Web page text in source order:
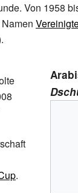
Von 1958
.